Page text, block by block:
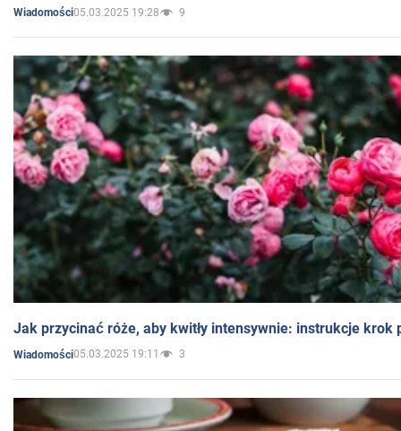
Wiadomości05.03.2025 19:28 9
Jak przycinać róże, aby kwitły intensywnie: instrukcje krok
Wiadomości05.03.2025 19:11 3